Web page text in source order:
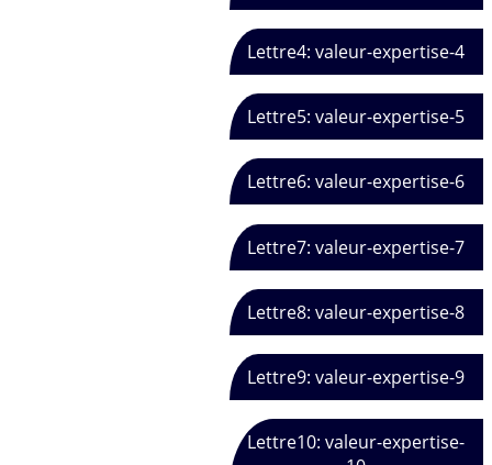
Lettre4: valeur-expertise-4
Lettre5: valeur-expertise-5
Lettre6: valeur-expertise-6
Lettre7: valeur-expertise-7
Lettre8: valeur-expertise-8
Lettre9: valeur-expertise-9
Lettre10: valeur-expertise-